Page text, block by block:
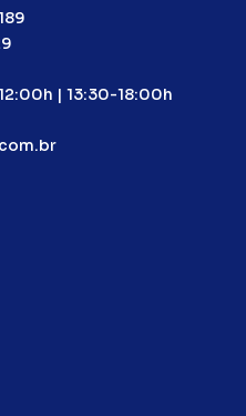
| 13:30-18:00h